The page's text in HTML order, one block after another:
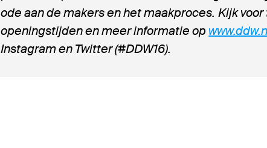
ode aan de makers en het maakproces. Kijk
openingstijden en meer informatie op
Instagram en Twitter (#DDW16).